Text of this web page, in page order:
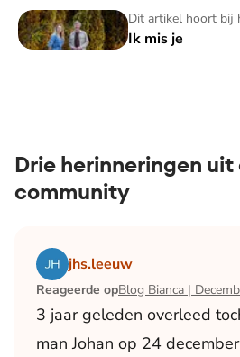
Dit artikel hoort bij
Ik mis je
Ik mis je
Drie herinneringen uit
community
jhs.leeuw
Reageerde op
3 jaar geleden overleed
man Johan op 24
Lees het artikel Blog Bianca |